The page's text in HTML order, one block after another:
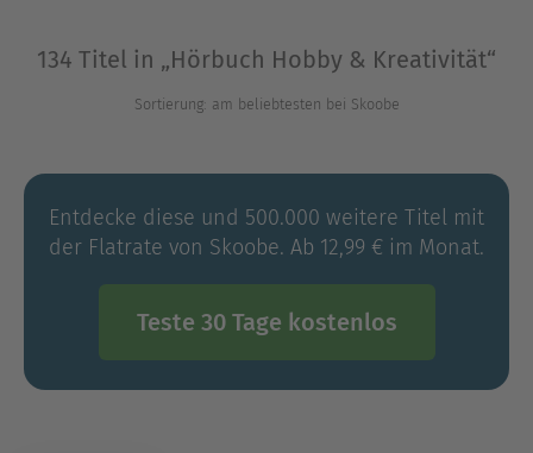
134 Titel in „Hörbuch Hobby & Kreativität“
Sortierung: am beliebtesten bei Skoobe
Entdecke diese und 500.000 weitere Titel mit
der Flatrate von Skoobe. Ab 12,99 € im Monat.
Teste 30 Tage kostenlos